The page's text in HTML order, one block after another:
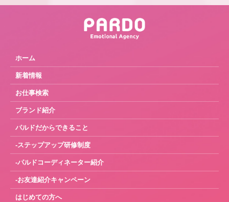
ホーム
新着情報
お仕事検索
ブランド紹介
パルドだからできること
-ステップアップ研修制度
-パルドコーディネーター紹介
-お友達紹介キャンペーン
はじめての方へ